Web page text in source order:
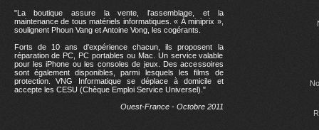
"La boutique assure la vente, l'assemblage, et la
maintenance de tous matériels informatiques. « À miniprix »,
soulignent Phoun Vang et Antoine Vong, les cogérants.
Forts de 10 ans d'expérience chacun, ils proposent la
réparation de PC, PC portables ou Mac. Un service valable
pour les iPhone ou les consoles de jeux. Des accessoires
sont également disponibles, parmi lesquels les films de
protection. VNG Informatique se déplace à domicile et
accepte les CESU (Chèque Emploi Service Universel)."
Ouest-France - Octobre 2011